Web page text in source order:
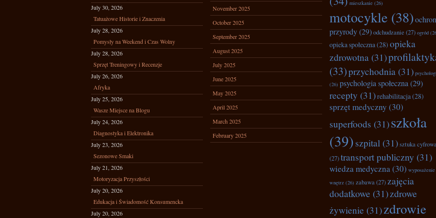
July 30, 2026
Tatuażowe Historie i Znaczenia
July 28, 2026
Pomysły na Weekend i Czas Wolny
July 28, 2026
Sprzęt Treningowy i Recenzje
July 26, 2026
Afryka
July 25, 2026
Wasze Miejsce na Blogu
July 24, 2026
Diagnostyka i Elektronika
July 23, 2026
Sezonowe Smaki
July 21, 2026
Motoryzacja Przyszłości
July 20, 2026
Edukacja i Świadomość Konsumencka
July 20, 2026
November 2025
October 2025
September 2025
August 2025
July 2025
June 2025
May 2025
April 2025
March 2025
February 2025
mieszkanie (26)
motocykle (38)
przyrody(29)odchudzanie (27) ogród
opieka społeczna(28) opieka
zdrowotna (31)
(33)przychodnia (31)
(26) psychologia społeczna(29)
recepty (31)rehabilitacja(28)
sprzęt medyczny (30)
superfoods (31)szkoła
(39)szpital (31)sztuka
(27)transport publiczny (31)
wiedza medyczna(30) wyposażenie
wnętrz (26) zabawa(27) zajęcia
dodatkowe (31)zdrowe
żywienie (31)zdrowie